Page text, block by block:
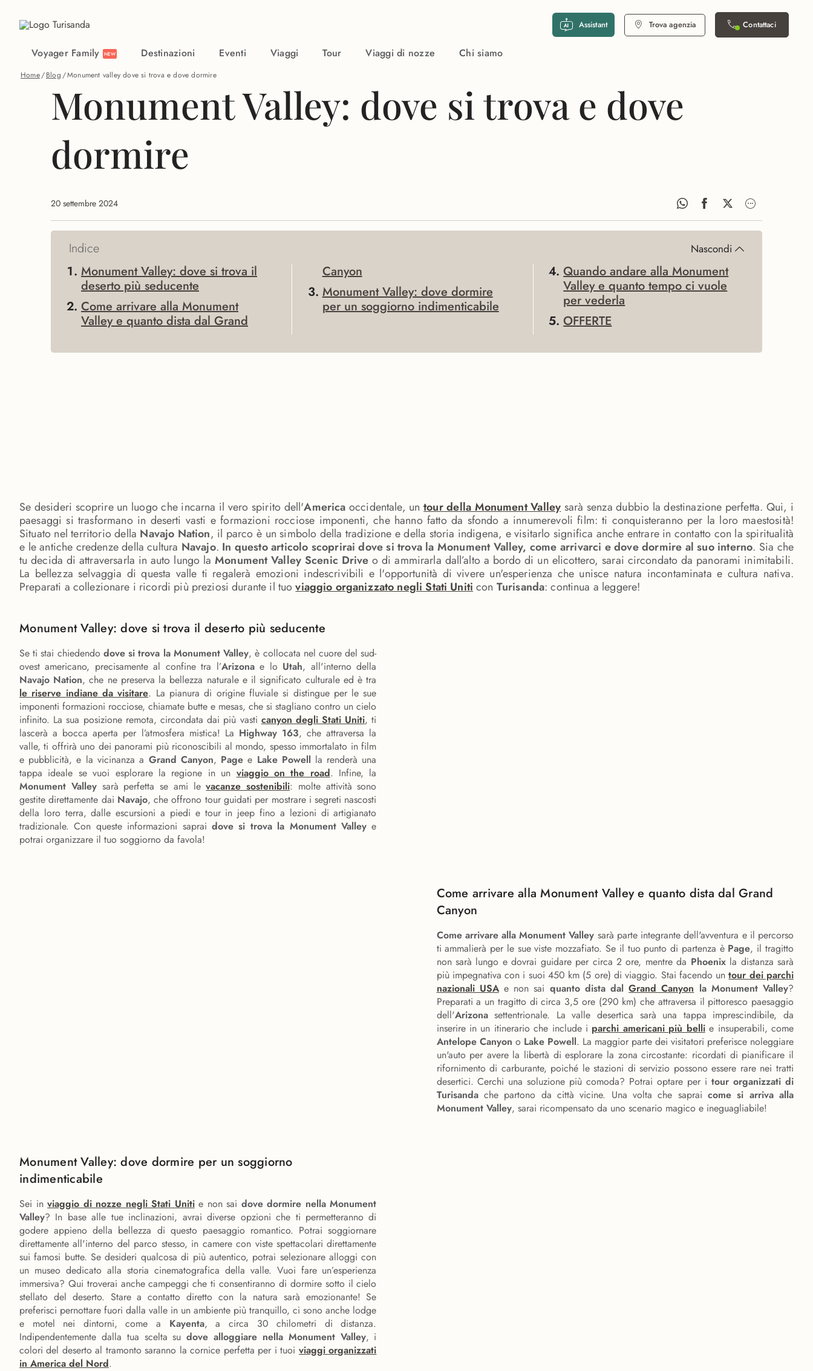
Assistant Trova agenzia Contattaci
Voyager Family NEW Destinazioni Eventi Viaggi Tour Viaggi di nozze Chi siamo
Home/Blog/Monument valley dove si trova e dove dormire
Monument Valley: dove si trova e dove
dormire
20 settembre 2024
Indice Nascondi
Monument Valley: dove si trova il
deserto più seducente
Come arrivare alla Monument
Valley e quanto dista dal Grand
Canyon
Monument Valley: dove dormire
per un soggiorno indimenticabile
Quando andare alla Monument
Valley e quanto tempo ci vuole
per vederla
OFFERTE
Se desideri scoprire un luogo che incarna il vero spirito dell'America occidentale, untour della Monument Valley sarà senza dubbio la destinazione perfetta. Qui, i
paesaggi si trasformano in deserti vasti e formazioni rocciose imponenti, che hanno fatto da sfondo a innumerevoli film: ti conquisteranno per la loro maestosità!
Situato nel territorio della Navajo Nation, il parco è un simbolo della tradizione e della storia indigena, e visitarlo significa anche entrare in contatto con la spiritualità
e le antiche credenze della cultura Navajo. In questo articolo scoprirai dove si trova la Monument Valley, come arrivarci e dove dormire al suo interno. Sia che
tu decida di attraversarla in auto lungo laMonument Valley Scenic Drive o di ammirarla dall’alto a bordo di un elicottero, sarai circondato da panorami inimitabili.
La bellezza selvaggia di questa valle ti regalerà emozioni indescrivibili e l'opportunità di vivere un'esperienza che unisce natura incontaminata e cultura nativa.
Preparati a collezionare i ricordi più preziosi durante il tuoviaggio organizzato negli Stati Uniti con Turisanda: continua a leggere!
Monument Valley: dove si trova il deserto più seducente
Se ti stai chiedendo dove si trova la Monument Valley, è collocata nel cuore del sud-
ovest americano, precisamente al confine tra l’Arizonae lo Utah, all'interno della
Navajo Nation, che ne preserva la bellezza naturale e il significato culturale ed è tra
le riserve indiane da visitare. La pianura di origine fluviale si distingue per le sue
imponenti formazioni rocciose, chiamate butte e mesas, che si stagliano contro un cielo
infinito. La sua posizione remota, circondata dai più vasti canyon degli Stati Uniti, ti
lascerà a bocca aperta per l’atmosfera mistica! La Highway 163, che attraversa la
valle, ti offrirà uno dei panorami più riconoscibili al mondo, spesso immortalato in film
e pubblicità, e la vicinanza a Grand Canyon, Pagee Lake Powell la renderà una
tappa ideale se vuoi esplorare la regione in un viaggio on the road. Infine, la
Monument Valleysarà perfetta se ami levacanze sostenibili: molte attività sono
gestite direttamente dai Navajo, che offrono tour guidati per mostrare i segreti nascosti
della loro terra, dalle escursioni a piedi e tour in jeep fino a lezioni di artigianato
tradizionale. Con queste informazioni sapraidove si trova la Monument Valley e
potrai organizzare il tuo soggiorno da favola!
Come arrivare alla Monument Valley e quanto dista dal Grand
Canyon
Come arrivare alla Monument Valley sarà parte integrante dell'avventura e il percorso
ti ammalierà per le sue viste mozzafiato. Se il tuo punto di partenza è Page, il tragitto
non sarà lungo e dovrai guidare per circa 2 ore, mentre da Phoenix la distanza sarà
più impegnativa con i suoi 450 km (5 ore) di viaggio. Stai facendo untour dei parchi
nazionali USAe non sai quanto dista dalGrand Canyon la Monument Valley?
Preparati a un tragitto di circa 3,5 ore (290 km) che attraversa il pittoresco paesaggio
dell'Arizonasettentrionale. La valle desertica sarà una tappa imprescindibile, da
inserire in un itinerario che include i parchi americani più bellie insuperabili, come
Antelope Canyon o Lake Powell. La maggior parte dei visitatori preferisce noleggiare
un'auto per avere la libertà di esplorare la zona circostante: ricordati di pianificare il
rifornimento di carburante, poiché le stazioni di servizio possono essere rare nei tratti
desertici. Cerchi una soluzione più comoda? Potrai optare per itour organizzati di
Turisandache partono da città vicine. Una volta che saprai come si arriva alla
Monument Valley, sarai ricompensato da uno scenario magico e ineguagliabile!
Monument Valley: dove dormire per un soggiorno
indimenticabile
Sei inviaggio di nozze negli Stati Unitie non sai dove dormire nella Monument
Valley? In base alle tue inclinazioni, avrai diverse opzioni che ti permetteranno di
godere appieno della bellezza di questo paesaggio romantico. Potrai soggiornare
direttamente all'interno del parco stesso, in camere con viste spettacolari direttamente
sui famosi butte. Se desideri qualcosa di più autentico, potrai selezionare alloggi con
un museo dedicato alla storia cinematografica della valle. Vuoi fare un’esperienza
immersiva? Qui troverai anche campeggi che ti consentiranno di dormire sotto il cielo
stellato del deserto. Stare a contatto diretto con la natura sarà emozionante! Se
preferisci pernottare fuori dalla valle in un ambiente più tranquillo, ci sono anche lodge
e motel nei dintorni, come a Kayenta, a circa 30 chilometri di distanza.
Indipendentemente dalla tua scelta sudove alloggiare nella Monument Valley, i
colori del deserto al tramonto saranno la cornice perfetta per i tuoi viaggi organizzati
in America del Nord.